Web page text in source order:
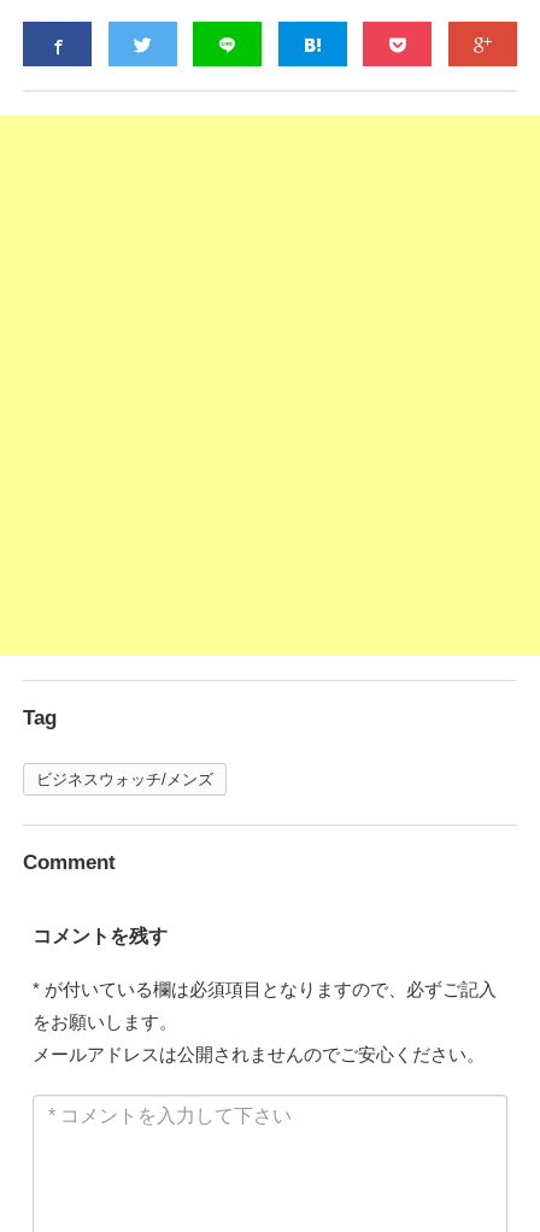
Tag
ビジネスウォッチ/メンズ
Comment
コメントを残す
* が付いている欄は必須項目となりますので、必ずご記入
をお願いします。
メールアドレスは公開されませんのでご安心ください。